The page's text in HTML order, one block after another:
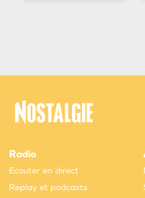
Radio
Ecouter en direct
Replay et podcasts